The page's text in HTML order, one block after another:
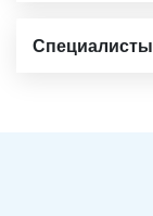
Специалисты